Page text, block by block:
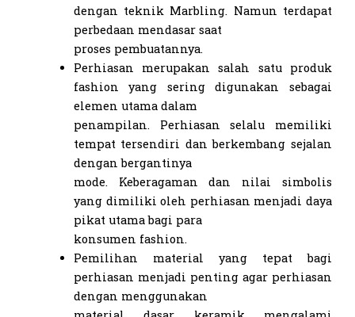
dengan teknik Marbling. Namun terdapat
perbedaan mendasar saat
proses pembuatannya.
Perhiasan merupakan salah satu produk
fashion yang sering digunakan sebagai
elemen utama dalam
penampilan. Perhiasan selalu memiliki
tempat tersendiri dan berkembang sejalan
dengan bergantinya
mode. Keberagaman dan nilai simbolis
yang dimiliki oleh perhiasan menjadi daya
pikat utama bagi para
konsumen fashion.
Pemilihan material yang tepat bagi
perhiasan menjadi penting agar perhiasan
dengan menggunakan